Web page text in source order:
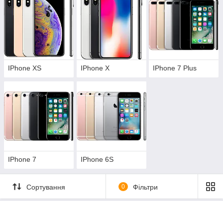
IPhone XS IPhone X IPhone 7 Plus
IPhone 7 IPhone 6S
Сортування 0 Фільтри